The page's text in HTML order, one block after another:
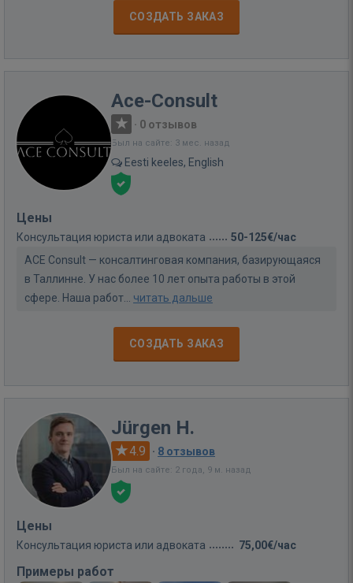
СОЗДАТЬ ЗАКАЗ
Ace-Consult
· 0 отзывов
Был на сайте: 3 мес. назад
Eesti keeles, English
Цены
Консультация юриста или адвоката
50-125€/час
ACE Consult — консалтинговая компания, базирующаяся
в Таллинне. У нас более 10 лет опыта работы в этой
сфере. Наша работ... читать дальше
СОЗДАТЬ ЗАКАЗ
Jürgen H.
4.9 · 8 отзывов
Был на сайте: 2 года, 9 м. назад
Цены
Консультация юриста или адвоката 75,00€/час
Примеры работ